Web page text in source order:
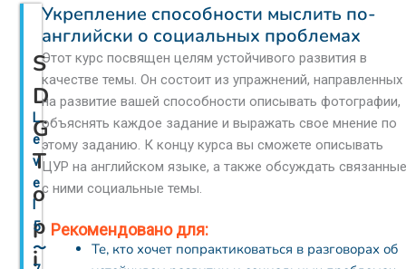
S
D
G
T
o
p
i
L
e
v
e
l
5
〜
Укрепление способности мыслить по-
английски о социальных проблемах
Этот курс посвящен целям устойчивого развития в
качестве темы. Он состоит из упражнений, направленных
на развитие вашей способности описывать фотографии,
объяснять каждое задание и выражать свое мнение по
этому заданию. К концу курса вы сможете описывать
ЦУР на английском языке, а также обсуждать связанные
с ними социальные темы.
Рекомендовано для:
Те, кто хочет попрактиковаться в разговорах об